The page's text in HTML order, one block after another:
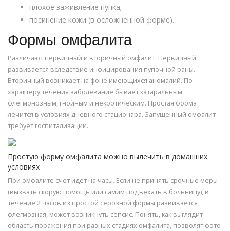
плохое заживление пупка;
посинение кожи (в осложненной форме).
Формы омфалита
Различают первичный и вторичный омфалит. Первичный
развивается вследствие инфицирования пупочной раны.
Вторичный возникает на фоне имеющихся аномалий. По
характеру течения заболевание бывает катаральным,
флегмонозным, гнойным и некротическим. Простая форма
лечится в условиях дневного стационара. Запущенный омфалит
требует госпитализации.
Простую форму омфалита можно вылечить в домашних
условиях
При омфалите счет идет на часы. Если не принять срочные меры
(вызвать скорую помощь или самим подъехать в больницу), в
течение 2 часов из простой серозной формы развивается
флегмозная, может возникнуть сепсис. Понять, как выглядит
область поражения при разных стадиях омфалита, позволят фото